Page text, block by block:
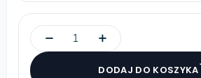
− +
DODAJ DO KOSZYKA